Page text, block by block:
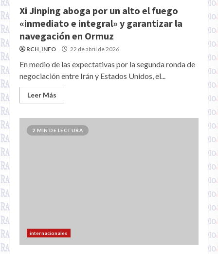
Xi Jinping aboga por un alto el fuego
«inmediato e integral» y garantizar la
navegación en Ormuz
RCH_INFO 22 de abril de 2026
En medio de las expectativas por la segunda ronda de
negociación entre Irán y Estados Unidos, el...
Leer Más
2 MIN DE LECTURA
internacionales